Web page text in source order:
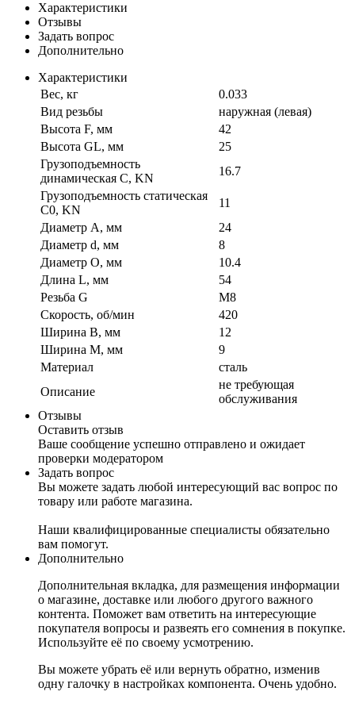
Характеристики
Отзывы
Задать вопрос
Дополнительно
Характеристики
Вес, кг
0.033
Вид резьбы
наружная (левая)
Высота F, мм
42
Высота GL, мм
25
Грузоподъемность
динамическая C, KN
16.7
Грузоподъемность статическая
C0, KN
11
Диаметр A, мм
24
Диаметр d, мм
8
Диаметр O, мм
10.4
Длина L, мм
54
Резьба G
M8
Скорость, об/мин
420
Ширина B, мм
12
Ширина M, мм
9
Материал
сталь
Описание
не требующая
обслуживания
Отзывы
Оставить отзыв
Ваше сообщение успешно отправлено и ожидает
проверки модератором
Задать вопрос
Вы можете задать любой интересующий вас вопрос по
товару или работе магазина.
Наши квалифицированные специалисты обязательно
вам помогут.
Дополнительно
Дополнительная вкладка, для размещения информации
о магазине, доставке или любого другого важного
контента. Поможет вам ответить на интересующие
покупателя вопросы и развеять его сомнения в покупке.
Используйте её по своему усмотрению.
Вы можете убрать её или вернуть обратно, изменив
одну галочку в настройках компонента. Очень удобно.